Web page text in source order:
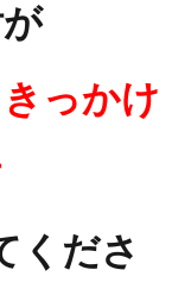
っかけ
くださ